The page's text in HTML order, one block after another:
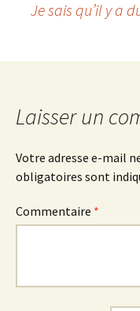
Je sais qu’il y a
Laisser un
Votre adresse e-mail
obligatoires sont
Commentaire *